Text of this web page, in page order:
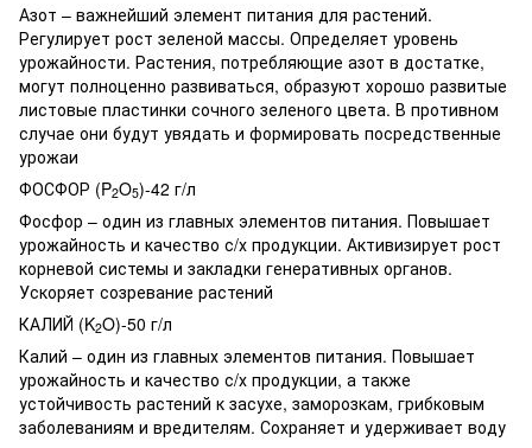
Азот – важнейший элемент питания для растений.
Регулирует рост зеленой массы. Определяет уровень
урожайности. Растения, потребляющие азот в достатке,
могут полноценно развиваться, образуют хорошо развитые
листовые пластинки сочного зеленого цвета. В противном
случае они будут увядать и формировать посредственные
урожаи
ФОСФОР (P2O5)-42 г/л
Фосфор – один из главных элементов питания. Повышает
урожайность и качество с/х продукции. Активизирует рост
корневой системы и закладки генеративных органов.
Ускоряет созревание растений
КАЛИЙ (K2O)-50 г/л
Калий – один из главных элементов питания. Повышает
урожайность и качество с/х продукции, а также
устойчивость растений к засухе, заморозкам, грибковым
заболеваниям и вредителям. Сохраняет и удерживает воду